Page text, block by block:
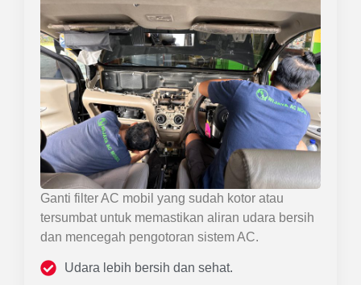
Ganti filter AC mobil yang sudah kotor atau
tersumbat untuk memastikan aliran udara bersih
dan mencegah pengotoran sistem AC.
Udara lebih bersih dan sehat.